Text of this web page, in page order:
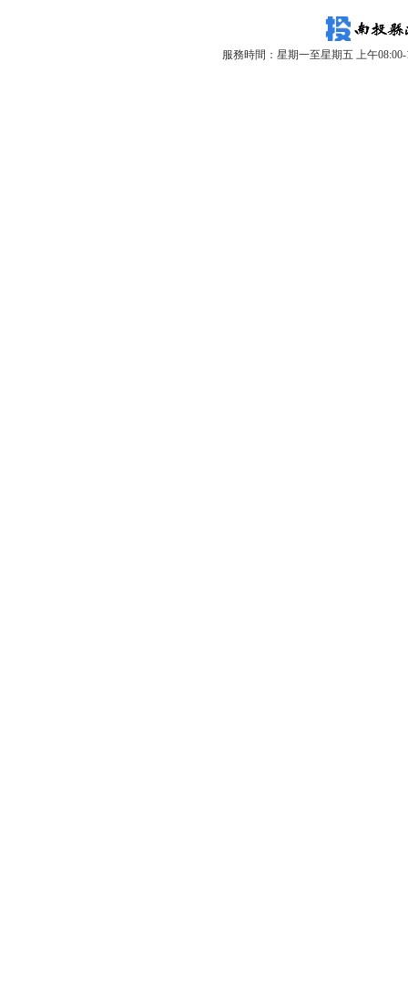
服務時間：星期一至星期五 上午